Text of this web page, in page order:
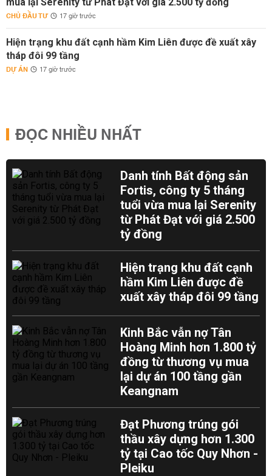
CHỦ ĐẦU TƯ 17 giờ trước
Hiện trạng khu đất cạnh hầm Kim Liên được đề xuất xây
tháp đôi 99 tầng
DỰ ÁN 17 giờ trước
ĐỌC NHIỀU NHẤT
Danh tính Bất động sản
Fortis, công ty 5 tháng
tuổi vừa mua lại Serenity
từ Phát Đạt với giá 2.500
tỷ đồng
Hiện trạng khu đất cạnh
hầm Kim Liên được đề
xuất xây tháp đôi 99 tầng
Kinh Bắc vẫn nợ Tân
Hoàng Minh hơn 1.800 tỷ
đồng từ thương vụ mua
lại dự án 100 tầng gần
Keangnam
Đạt Phương trúng gói
thầu xây dựng hơn 1.300
tỷ tại Cao tốc Quy Nhơn -
Pleiku